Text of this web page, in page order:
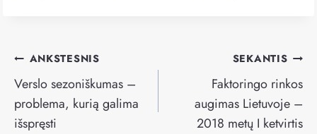
Navigacija
tarp
įrašų
ANKSTESNIS
Verslo sezoniškumas –
problema, kurią galima
išspręsti
SEKANTIS
Faktoringo rinkos
augimas Lietuvoje –
2018 metų I ketvirtis